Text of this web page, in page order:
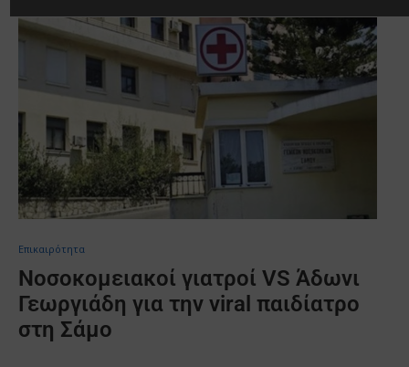
Επικαιρότητα
Νοσοκομειακοί γιατροί VS Άδωνι
Γεωργιάδη για την viral παιδίατρο
στη Σάμο